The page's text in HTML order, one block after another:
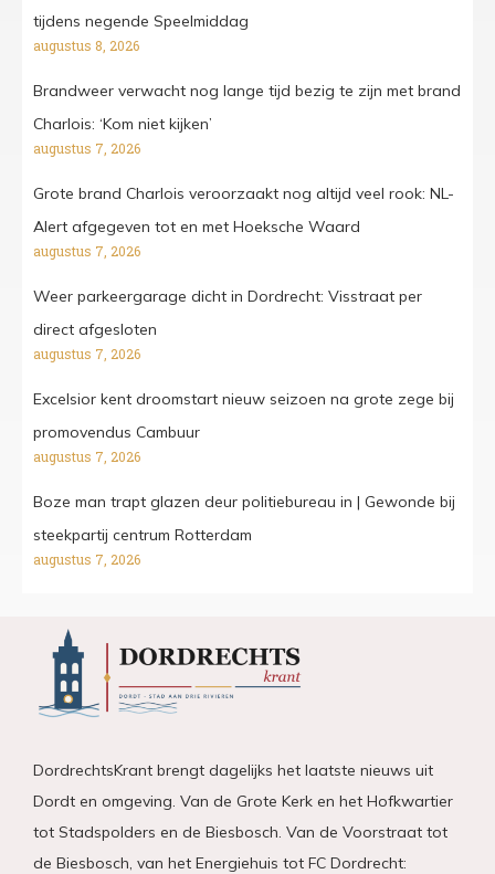
tijdens negende Speelmiddag
augustus 8, 2026
Brandweer verwacht nog lange tijd bezig te zijn met brand
Charlois: ‘Kom niet kijken’
augustus 7, 2026
Grote brand Charlois veroorzaakt nog altijd veel rook: NL-
Alert afgegeven tot en met Hoeksche Waard
augustus 7, 2026
Weer parkeergarage dicht in Dordrecht: Visstraat per
direct afgesloten
augustus 7, 2026
Excelsior kent droomstart nieuw seizoen na grote zege bij
promovendus Cambuur
augustus 7, 2026
Boze man trapt glazen deur politiebureau in | Gewonde bij
steekpartij centrum Rotterdam
augustus 7, 2026
DordrechtsKrant brengt dagelijks het laatste nieuws uit
Dordt en omgeving. Van de Grote Kerk en het Hofkwartier
tot Stadspolders en de Biesbosch. Van de Voorstraat tot
de Biesbosch, van het Energiehuis tot FC Dordrecht: